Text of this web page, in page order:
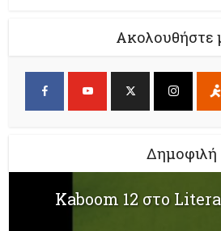
Ακολουθήστε
Δημοφιλή
Kaboom 12 στο